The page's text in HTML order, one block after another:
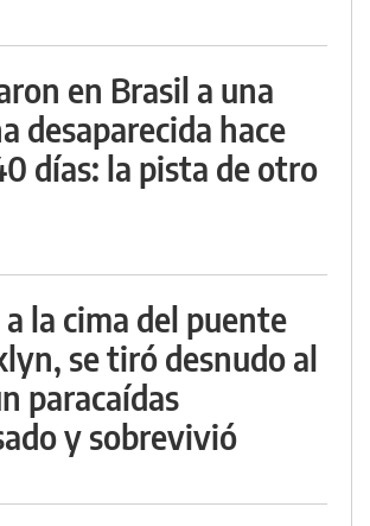
en Brasil a una
desaparecida hace
días: la pista de otro
la cima del puente
se tiró desnudo al
paracaídas
y sobrevivió